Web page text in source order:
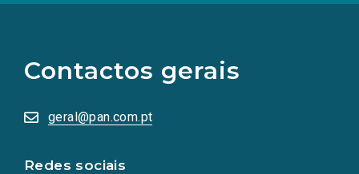
Contactos gerais
geral@pan.com.pt
Redes sociais
redes
sociais
numa
nova